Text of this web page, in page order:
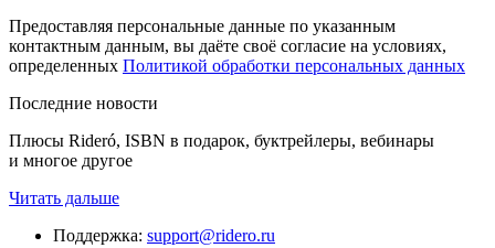
Предоставляя персональные данные по указанным
контактным данным, вы даёте своё согласие на условиях,
определенных Политикой обработки персональных данных
Последние новости
Плюсы Rideró, ISBN в подарок, буктрейлеры, вебинары
и многое другое
Читать дальше
Поддержка: support@ridero.ru